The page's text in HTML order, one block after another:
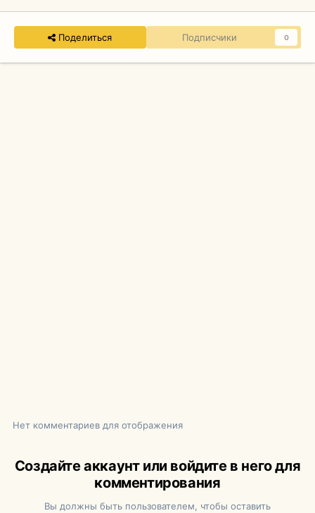
Поделиться Подписчики 0
Нет комментариев для отображения
Создайте аккаунт или войдите в него для
комментирования
Вы должны быть пользователем, чтобы оставить